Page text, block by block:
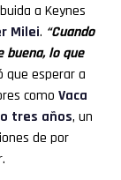
a Keynes
Milei. “Cuando
buena, lo que
que esperar a
como Vaca
tres años, un
de por